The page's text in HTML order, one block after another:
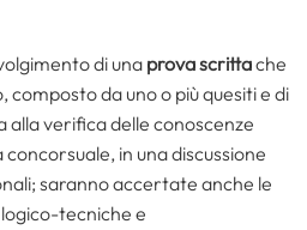
di una prova scrittache
composto da uno o più quesiti e di
alla verifica delle conoscenze
in una discussione
saranno accertate anche le
tecniche e